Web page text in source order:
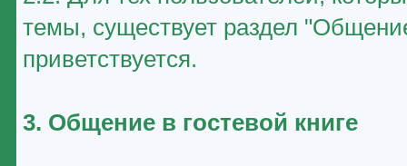
темы, существует раздел
приветствуется.
3. Общение в гостевой книге